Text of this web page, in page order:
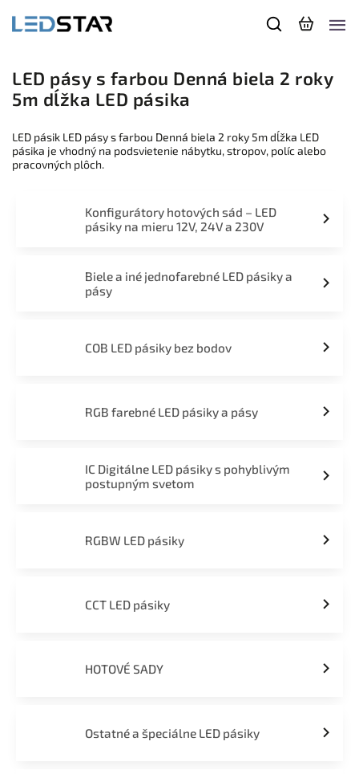
LED pásy s farbou Denná biela 2 roky
5m dĺžka LED pásika
LED pásik LED pásy s farbou Denná biela 2 roky 5m dĺžka LED
pásika je vhodný na podsvietenie nábytku, stropov, políc alebo
pracovných plôch.
Konfigurátory hotových sád – LED
pásiky na mieru 12V, 24V a 230V
Biele a iné jednofarebné LED pásiky a
pásy
COB LED pásiky bez bodov
RGB farebné LED pásiky a pásy
IC Digitálne LED pásiky s pohyblivým
postupným svetom
RGBW LED pásiky
CCT LED pásiky
HOTOVÉ SADY
Ostatné a špeciálne LED pásiky